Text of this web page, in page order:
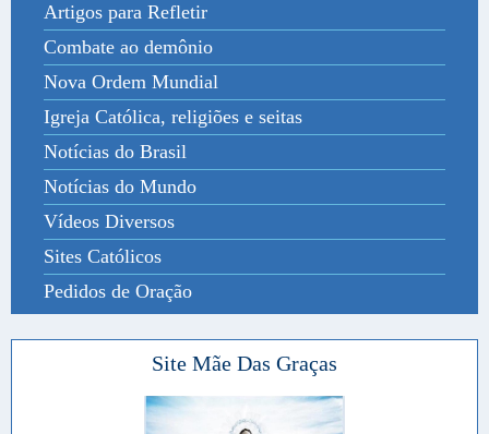
Artigos para Refletir
Combate ao demônio
Nova Ordem Mundial
Igreja Católica, religiões e seitas
Notícias do Brasil
Notícias do Mundo
Vídeos Diversos
Sites Católicos
Pedidos de Oração
Site Mãe Das Graças